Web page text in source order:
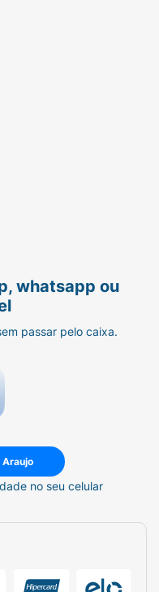
whatsapp ou
passar pelo caixa.
no seu celular